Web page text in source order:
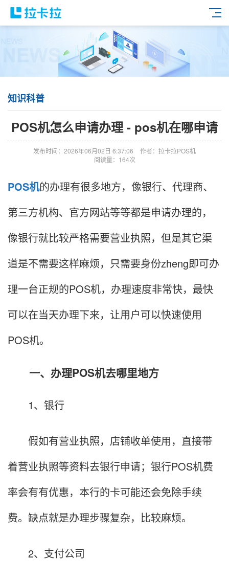
知识科普
POS机怎么申请办理 - pos机在哪申请
发布时间：2026年06月02日 6:37:06
作者：拉卡拉POS机
阅读量：164次
POS机的办理有很多地方，像银行、代理商、
第三方机构、官方网站等等都是申请办理的，
像银行就比较严格需要营业执照，但是其它渠
道是不需要这样麻烦，只需要身份zheng即可办
理一台正规的POS机，办理速度非常快，最快
可以在当天办理下来，让用户可以快速使用
POS机。
一、办理POS机去哪里地方
1、银行
假如有营业执照，店铺收单使用，直接带
着营业执照等资料去银行申请；银行POS机费
率会有有优惠，本行的卡可能还会免除手续
费。缺点就是办理步骤复杂，比较麻烦。
2、支付公司